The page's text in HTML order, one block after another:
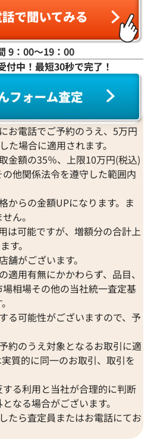
9：00〜19：00
付中！最短30秒で完了！
お電話でご予約のうえ、5万円
た場合に適用されます。
金額の35％、上限10万円(税込)
他関係法令を遵守した範囲内
からの金額UPになります。ま
ん。
は可能ですが、増額分の合計上
す。
がございます。
適用有無にかかわらず、品目、
相場その他の当社統一査定基
る可能性がございますので、予
約のうえ対象となるお取引に適
質的に同一のお取引、取引を
る利用と当社が合理的に判断
なる場合がございます。
たら査定員またはお電話にてお